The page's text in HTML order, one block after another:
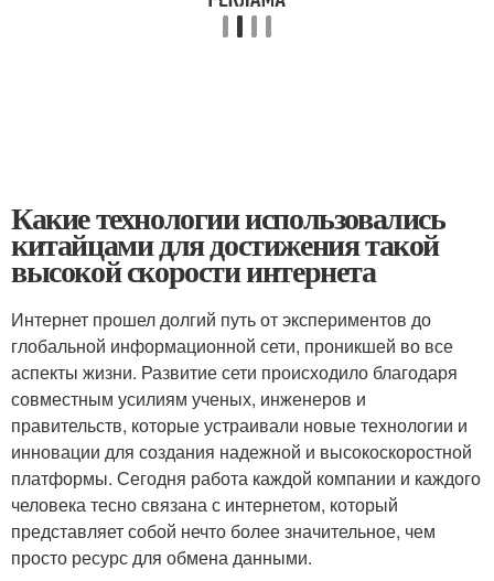
Какие технологии использовались
китайцами для достижения такой
высокой скорости интернета
Интернет прошел долгий путь от экспериментов до
глобальной информационной сети, проникшей во все
аспекты жизни. Развитие сети происходило благодаря
совместным усилиям ученых, инженеров и
правительств, которые устраивали новые технологии и
инновации для создания надежной и высокоскоростной
платформы. Сегодня работа каждой компании и каждого
человека тесно связана с интернетом, который
представляет собой нечто более значительное, чем
просто ресурс для обмена данными.